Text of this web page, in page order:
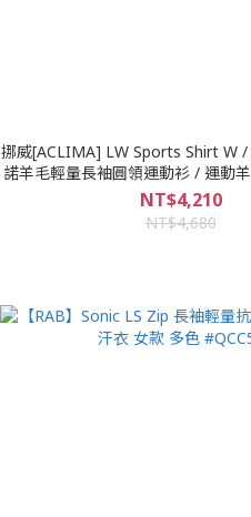
挪威[ACLIMA] LW Sports Shirt W /
諾羊毛輕量長袖圓領運動衫 / 運動
/ 女款上衣 / 排汗吸濕快乾 黑
NT$4,210
NT$4,680